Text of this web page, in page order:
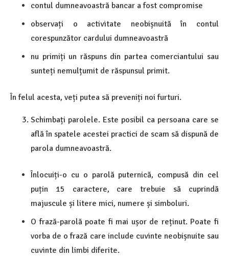
contul dumneavoastră bancar a fost compromise
observați o activitate neobișnuită în contul
corespunzător cardului dumneavoastră
nu primiți un răspuns din partea comerciantului sau
sunteți nemulțumit de răspunsul primit.
În felul acesta, veți putea să preveniți noi furturi.
Schimbați parolele. Este posibil ca persoana care se
află în spatele acestei practici de scam să dispună de
parola dumneavoastră.
Înlocuiți-o cu o parolă puternică, compusă din cel
puțin 15 caractere, care trebuie să cuprindă
majuscule și litere mici, numere și simboluri.
O frază-parolă poate fi mai ușor de reținut. Poate fi
vorba de o frază care include cuvinte neobișnuite sau
cuvinte din limbi diferite.